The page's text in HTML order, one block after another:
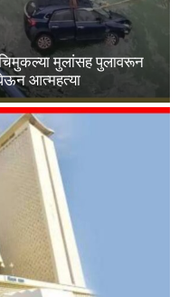
मुलांसह पुलावरून
आत्महत्या